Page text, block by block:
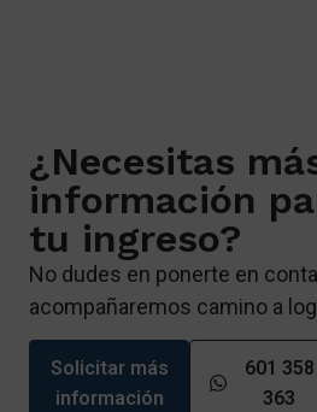
¿Necesitas
información
tu ingreso?
No dudes en ponerte en
acompañaremos camino a
Solicitar más
información
601 358
363